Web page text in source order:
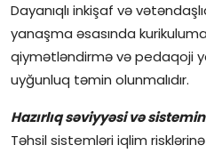
Dayanıqlı inkişaf və
yanaşma əsasında
qiymətləndirmə və pedaqoji
uyğunluq təmin olunmalıdır.
Hazırlıq səviyyəsi və sistemin
Təhsil sistemləri iqlim risklərinə